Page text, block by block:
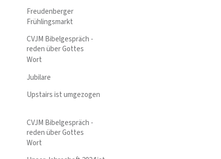
Freudenberger
Frühlingsmarkt
CVJM Bibelgespräch -
reden über Gottes
Wort
Jubilare
Upstairs ist umgezogen
CVJM Bibelgespräch -
reden über Gottes
Wort